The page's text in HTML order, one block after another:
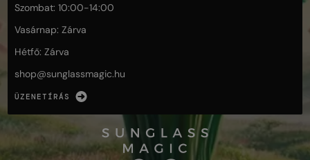
Szombat: 10:00-14:00
Vasárnap: Zárva
Hétfő: Zárva
shop@sunglassmagic.hu
ÜZENETÍRÁS